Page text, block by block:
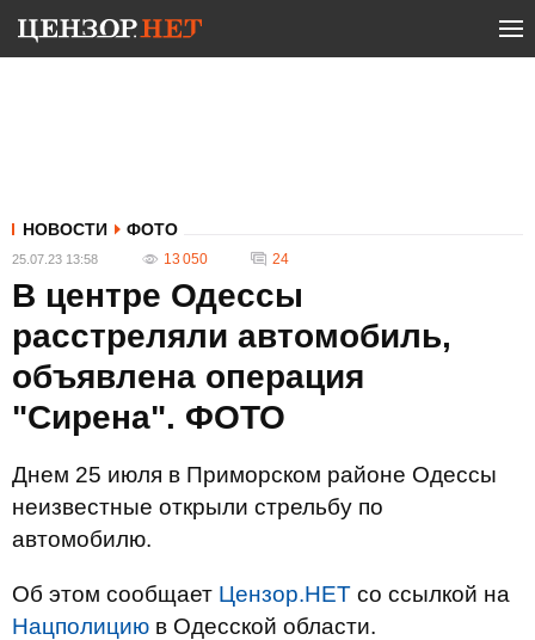
НОВОСТИ ФОТО
25.07.23 13:58 13 050 24
В центре Одессы
расстреляли автомобиль,
объявлена операция
"Сирена". ФОТО
Днем 25 июля в Приморском районе Одессы
неизвестные открыли стрельбу по
автомобилю.
Об этом сообщает Цензор.НЕТ со ссылкой на
Нацполицию в Одесской области.